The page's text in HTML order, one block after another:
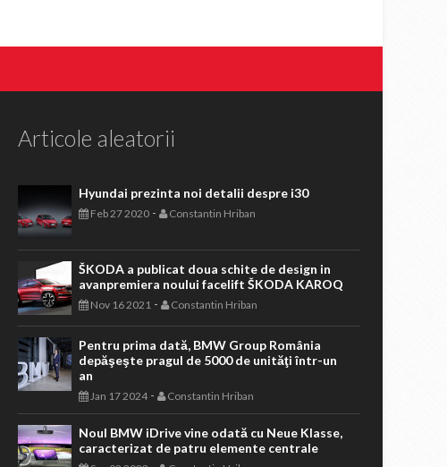
Articole aleatorii
Hyundai prezinta noi detalii despre i30
Feb 27 2020- Constantin Hriban
ŠKODA a publicat doua schite de design in
avanpremiera noului facelift ŠKODA KAROQ
Nov 16 2021 - Constantin Hriban
Pentru prima dată, BMW Group România
depăşeşte pragul de 5000 de unităţi într-un
an
Jan 17 2024- Constantin Hriban
Noul BMW iDrive vine odată cu Neue Klasse,
caracterizat de patru elemente centrale